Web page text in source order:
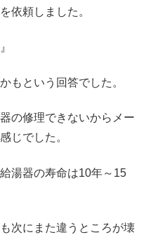
依頼しました。
もという回答でした。
の修理できないからメー
じでした。
湯器の寿命は10年～15
次にまた違うところが壊